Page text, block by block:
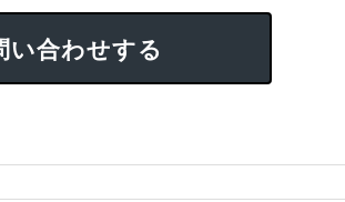
い合わせする